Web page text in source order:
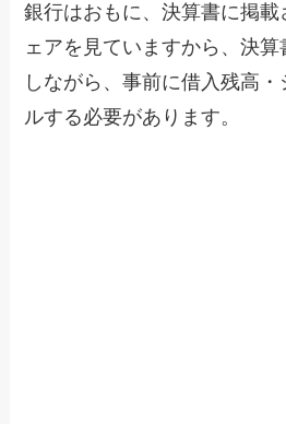
銀行はおもに、決算書に掲
ェアを見ていますから、決
しながら、事前に借入残高
ルする必要があります。